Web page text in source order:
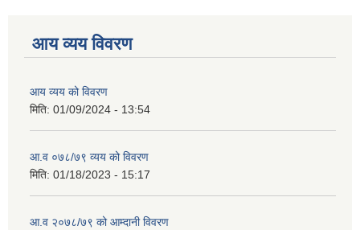
आय व्यय विवरण
आय व्यय को विवरण
मिति: 01/09/2024 - 13:54
आ.व ०७८/७९ व्यय को विवरण
मिति: 01/18/2023 - 15:17
आ.व २०७८/७९ को आम्दानी विवरण